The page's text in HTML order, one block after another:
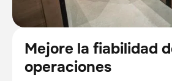
Mejore la fiabilidad
operaciones